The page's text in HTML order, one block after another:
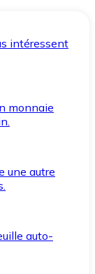
intéressent
monnaie
une autre
auto-